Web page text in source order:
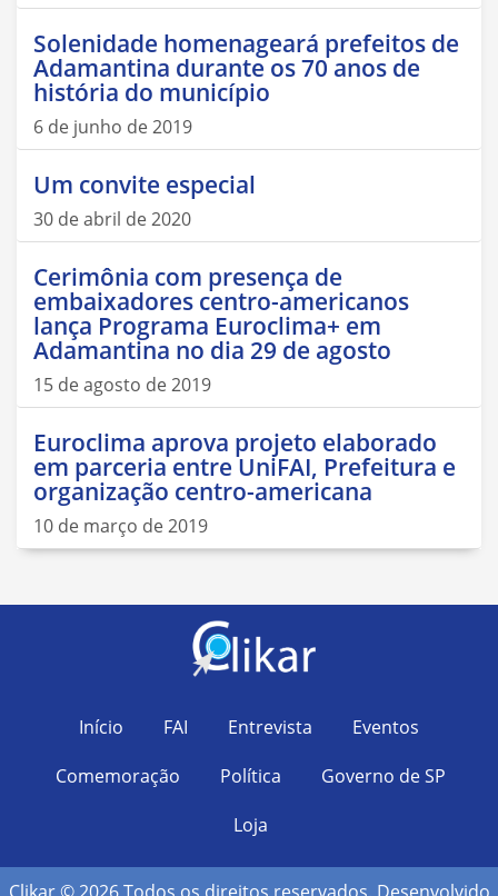
Solenidade homenageará prefeitos de
Adamantina durante os 70 anos de
história do município
6 de junho de 2019
Um convite especial
30 de abril de 2020
Cerimônia com presença de
embaixadores centro-americanos
lança Programa Euroclima+ em
Adamantina no dia 29 de agosto
15 de agosto de 2019
Euroclima aprova projeto elaborado
em parceria entre UniFAI, Prefeitura e
organização centro-americana
10 de março de 2019
Início FAI Entrevista
Eventos
Comemoração
Política
Governo de SP
Loja